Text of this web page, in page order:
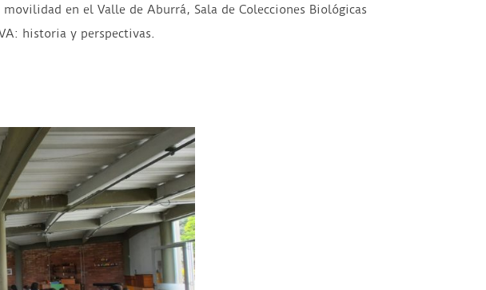
en el Valle de Aburrá, Sala de Colecciones Biológicas
historia y perspectivas.